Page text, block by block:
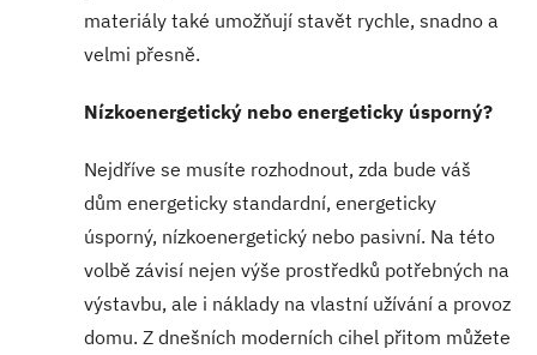
materiály také umožňují stavět rychle, snadno a
velmi přesně.
Nízkoenergetický nebo energeticky úsporný?
Nejdříve se musíte rozhodnout, zda bude váš
dům energeticky standardní, energeticky
úsporný, nízkoenergetický nebo pasivní. Na této
volbě závisí nejen výše prostředků potřebných na
výstavbu, ale i náklady na vlastní užívání a provoz
domu. Z dnešních moderních cihel přitom můžete